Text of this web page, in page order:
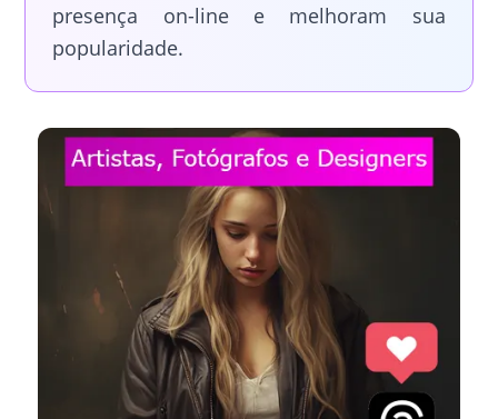
presença on-line e melhoram sua
popularidade.